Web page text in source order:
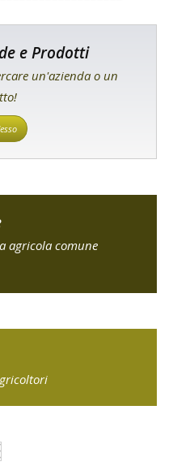
e Prodotti
un'azienda o un
agricola comune